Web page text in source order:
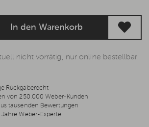
In den Warenkorb
nicht vorrätig, nur online bestellbar
Rückgaberecht
von 250.000 Weber-Kunden
tausenden Bewertungen
Jahre Weber-Experte